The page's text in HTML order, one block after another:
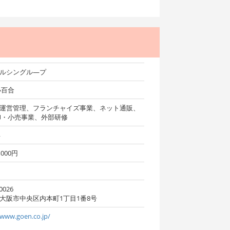
シングル―プ
合
営管理、フランチャイズ事業、ネット通販、
小売事業、外部研修
円
阪市中央区内本町1丁目1番8号